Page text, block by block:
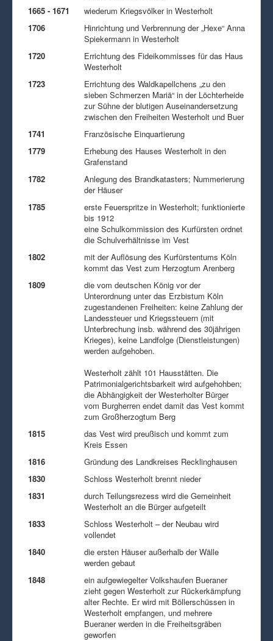
1665 - 1671
wiederum Kriegsvölker in Westerholt
1706
Hinrichtung und Verbrennung der „Hexe“ Anna
Spiekermann in Westerholt
1720
Errichtung des Fideikommisses für das Haus
Westerholt
1723
Errichtung des Waldkapellchens „zu den
sieben Schmerzen Mariä“ in der Löchterheide
zur Sühne der blutigen Auseinandersetzung
zwischen den Freiheiten Westerholt und Buer
1741
Französische Einquartierung
1779
Erhebung des Hauses Westerholt in den
Grafenstand
1782
Anlegung des Brandkatasters; Nummerierung
der Häuser
1785
erste Feuerspritze in Westerholt; funktionierte
bis 1912
eine Schulkommission des Kurfürsten ordnet
die Schulverhältnisse im Vest
1802
mit der Auflösung des Kurfürstentums Köln
kommt das Vest zum Herzogtum Arenberg
1809
die vom deutschen König vor der
Unterordnung unter das Erzbistum Köln
zugestandenen Freiheiten: keine Zahlung der
Landessteuer und Kriegssteuern (mit
Unterbrechung insb. während des 30jährigen
Krieges), keine Landfolge (Dienstleistungen)
werden aufgehoben.
Westerholt zählt 101 Hausstätten. Die
Patrimonialgerichtsbarkeit wird aufgehohben;
die Abhängigkeit der Westerholter Bürger
vom Burgherren endet damit das Vest kommt
zum Großherzogtum Berg
1815
das Vest wird preußisch und kommt zum
Kreis Essen
1816
Gründung des Landkreises Recklinghausen
1830
Schloss Westerholt brennt nieder
1831
durch Teilungsrezess wird die Gemeinheit
Westerholt an die Bürger aufgeteilt
1833
Schloss Westerholt – der Neubau wird
vollendet
1840
die ersten Häuser außerhalb der Wälle
werden gebaut
1848
ein aufgewiegelter Volkshaufen Bueraner
zieht gegen Westerholt zur Rückerkämpfung
alter Rechte. Er wird mit Böllerschüssen in
Westerholt empfangen, und mehrere
Bueraner werden in die Freiheitsgräben
geworfen